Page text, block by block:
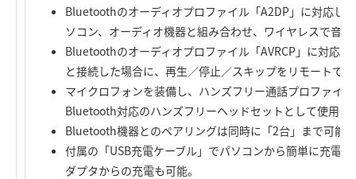
Bluetoothのオーディオプロファイル「A2DP」に対応し
ソコン、オーディオ機器と組み合わせ、ワイヤレスで音
Bluetoothのオーディオプロファイル「AVRCP」に対応
と接続した場合に、再生／停止／スキップをリモートで
マイクロフォンを装備し、ハンズフリー通話プロファイ
Bluetooth対応のハンズフリーヘッドセットとして使用可
Bluetooth機器とのペアリングは同時に「2台」まで可能。
付属の「USB充電ケーブル」でパソコンから簡単に充電
ダプタからの充電も可能。